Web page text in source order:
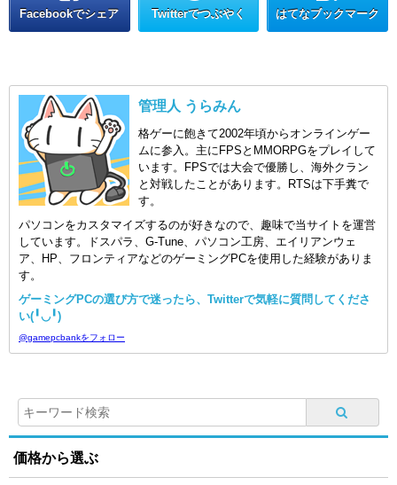
Facebookでシェア Twitterでつぶやく はてなブックマーク
管理人 うらみん
格ゲーに飽きて2002年頃からオンラインゲー
ムに参入。主にFPSとMMORPGをプレイして
います。FPSでは大会で優勝し、海外クラン
と対戦したことがあります。RTSは下手糞で
す。
パソコンをカスタマイズするのが好きなので、趣味で当サイトを運営
しています。ドスパラ、G-Tune、パソコン工房、エイリアンウェ
ア、HP、フロンティアなどのゲーミングPCを使用した経験がありま
す。
ゲーミングPCの選び方で迷ったら、Twitterで気軽に質問してくださ
い(╹◡╹)
@gamepcbankをフォロー
価格から選ぶ